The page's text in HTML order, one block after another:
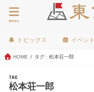
menu
トピックス イベント
HOME タグ : 松本荘一郎
TAG
松本荘一郎